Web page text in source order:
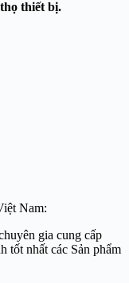
thiết bị.
Nam:
gia cung cấp
tốt nhất các Sản phẩm